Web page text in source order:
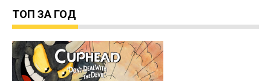
ТОП ЗА ГОД